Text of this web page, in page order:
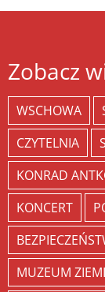
Zobacz
WSCHOWA
CZYTELNIA
KONRAD
KONCERT
MUZEUM